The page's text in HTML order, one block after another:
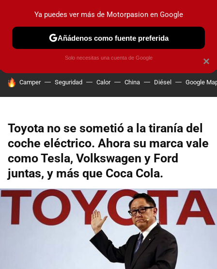
PRUEBAS COCHES ELÉCTRICOS OBSERVATORIO
HOY SE HABLA DE
Camper Seguridad Calor China Diésel Google
Toyota no se sometió a la tiranía del
coche eléctrico. Ahora su marca vale
como Tesla, Volkswagen y Ford
juntas, y más que Coca Cola.
×
Ya puedes ver más de Motorpasion en Google
Añádenos como fuente preferida
Solo necesitas una cuenta de Google